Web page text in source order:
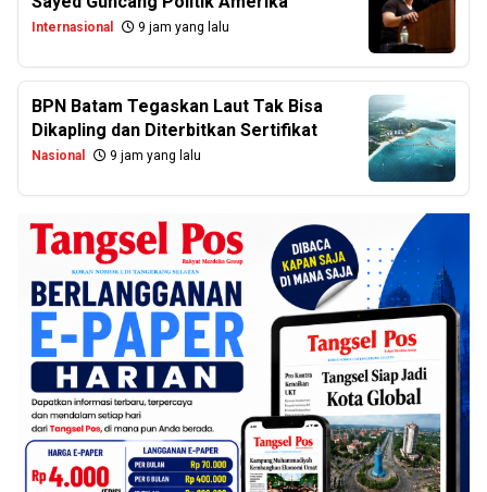
Internasional 9 jam yang lalu
BPN Batam Tegaskan Laut Tak Bisa
Dikapling dan Diterbitkan Sertifikat
Nasional 9 jam yang lalu